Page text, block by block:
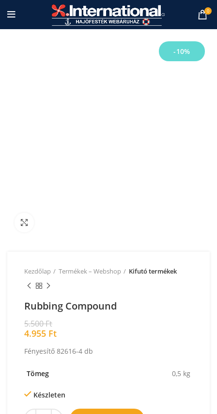
0
-10%
Kezdőlap Termékek – Webshop Kifutó termékek
Rubbing Compound
5.500Ft
4.955 Ft
Fényesítő 82616-4 db
Tömeg 0,5 kg
Készleten